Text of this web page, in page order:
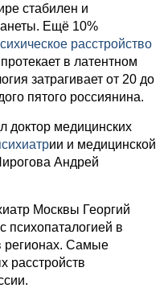
стабилен и
Ещё 10%
расстройство
в латентном
затрагивает от 20 до
пятого россиянина.
доктор медицинских
ии и медицинской
Андрей
Москвы Георгий
психопаталогией в
регионах. Самые
расстройств